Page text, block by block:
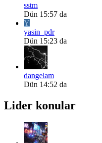
sstm
Dün 15:57 da
Y
yasin_pdr
Dün 15:23 da
dangelam
Dün 14:52 da
Lider konular